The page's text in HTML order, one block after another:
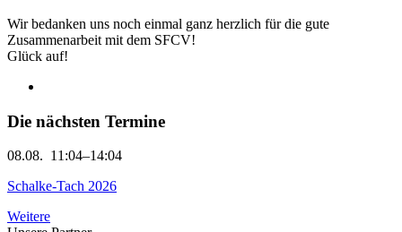
Wir bedanken uns noch einmal ganz herzlich für die gute
Zusammenarbeit mit dem SFCV!
Glück auf!
Die nächsten Termine
08.08. 11:04–14:04
Schalke-Tach 2026
Weitere